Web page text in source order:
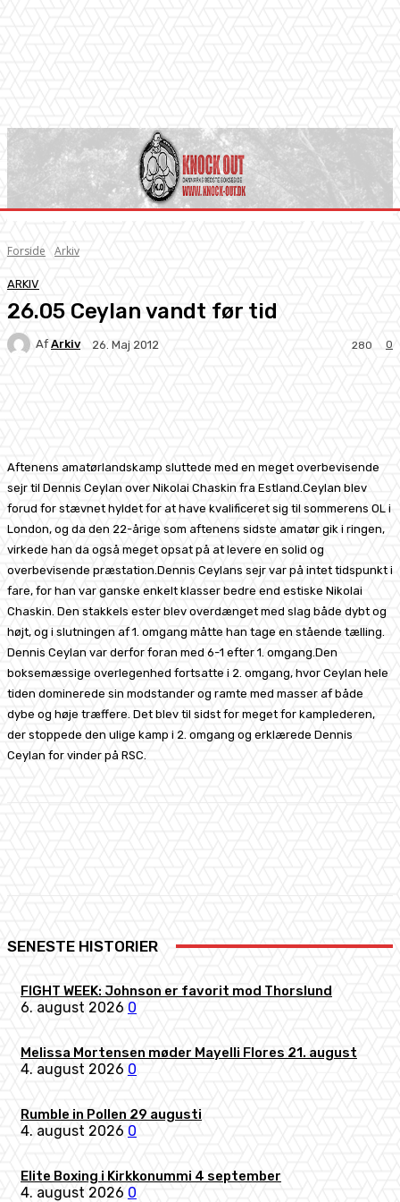
Forside Arkiv
ARKIV
26.05 Ceylan vandt før tid
Af Arkiv 26. Maj 2012 0
280
Aftenens amatørlandskamp sluttede med en meget overbevisende
sejr til Dennis Ceylan over Nikolai Chaskin fra Estland.Ceylan blev
forud for stævnet hyldet for at have kvalificeret sig til sommerens OL i
London, og da den 22-årige som aftenens sidste amatør gik i ringen,
virkede han da også meget opsat på at levere en solid og
overbevisende præstation.Dennis Ceylans sejr var på intet tidspunkt i
fare, for han var ganske enkelt klasser bedre end estiske Nikolai
Chaskin. Den stakkels ester blev overdænget med slag både dybt og
højt, og i slutningen af 1. omgang måtte han tage en stående tælling.
Dennis Ceylan var derfor foran med 6-1 efter 1. omgang.Den
boksemæssige overlegenhed fortsatte i 2. omgang, hvor Ceylan hele
tiden dominerede sin modstander og ramte med masser af både
dybe og høje træffere. Det blev til sidst for meget for kamplederen,
der stoppede den ulige kamp i 2. omgang og erklærede Dennis
Ceylan for vinder på RSC.
SENESTE HISTORIER
FIGHT WEEK: Johnson er favorit mod Thorslund
6. august 2026 0
Melissa Mortensen møder Mayelli Flores 21. august
4. august 2026 0
Rumble in Pollen 29 augusti
4. august 2026 0
Elite Boxing i Kirkkonummi 4 september
4. august 2026 0